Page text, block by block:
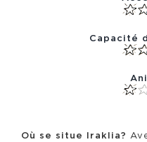
Capacité
Où se situe Iraklia?